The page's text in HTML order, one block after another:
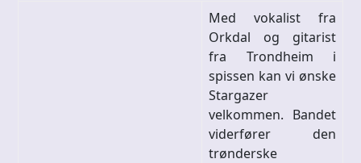
Med vokalist fra
Orkdal og gitarist
fra Trondheim i
spissen kan vi ønske
Stargazer
velkommen. Bandet
viderfører den
trønderske